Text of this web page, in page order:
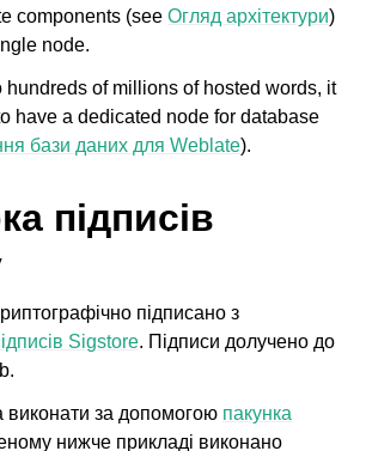
components (see Огляд архітектури)
node.
hundreds of millions of hosted words, it
have a dedicated node for database
бази даних для Weblate).
підписів
підписано з
Sigstore. Підписи долучено до
виконати за допомогою пакунка
нижче прикладі виконано